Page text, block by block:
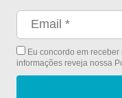
Eu concordo em
informações reveja nossa